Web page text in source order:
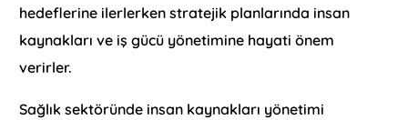
hedeflerine ilerlerken stratejik planlarında insan
kaynakları ve iş gücü yönetimine hayati önem
verirler.
Sağlık sektöründe insan kaynakları yönetimi